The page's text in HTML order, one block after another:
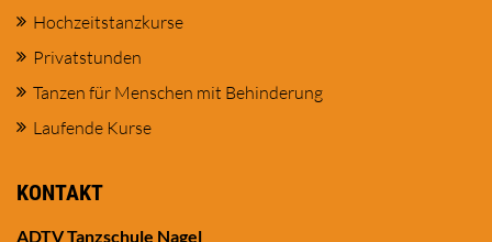
Hochzeitstanzkurse
Privatstunden
Tanzen für Menschen mit Behinderung
Laufende Kurse
KONTAKT
ADTV Tanzschule Nagel